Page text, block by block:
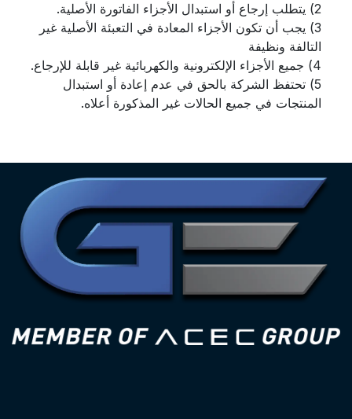
2) يتطلب إرجاع أو استبدال الأجزاء الفاتورة الأصلية.
3) يجب أن تكون الأجزاء المعادة في التعبئة الأصلية غير
التالفة ونظيفة
4) جميع الأجزاء الإلكترونية والكهربائية غير قابلة للإرجاع.
5) تحتفظ الشركة بالحق في عدم إعادة أو استبدال
المنتجات في جميع الحالات غير المذكورة أعلاه.